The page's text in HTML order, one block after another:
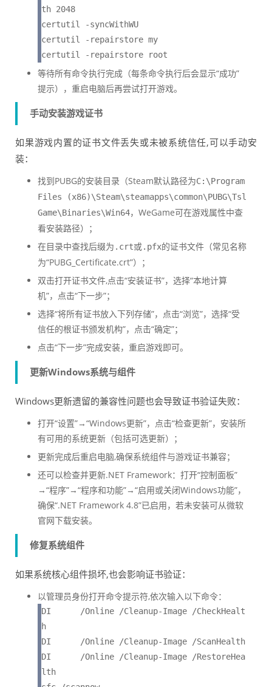
th 2048
certutil -syncWithWU
certutil -repairstore my
certutil -repairstore root
等待所有命令执行完成（每条命令执行后会显示“成功”
提示），重启电脑后再尝试打开游戏。
手动安装游戏证书
如果游戏内置的证书文件丢失或未被系统信任,可以手动安
装：
找到PUBG的安装目录（Steam默认路径为C:\Program
Files (x86)\Steam\steamapps\common\PUBG\Tsl
Game\Binaries\Win64，WeGame可在游戏属性中查
看安装路径）；
在目录中查找后缀为 .crt或 .pfx的证书文件（常见名称
为“PUBG_Certificate.crt”）；
双击打开证书文件,点击“安装证书”，选择“本地计算
机”，点击“下一步”；
选择“将所有证书放入下列存储”，点击“浏览”，选择“受
信任的根证书颁发机构”，点击“确定”；
点击“下一步”完成安装，重启游戏即可。
更新Windows系统与组件
Windows更新遗留的兼容性问题也会导致证书验证失败：
打开“设置”→“Windows更新”，点击“检查更新”，安装所
有可用的系统更新（包括可选更新）；
更新完成后重启电脑,确保系统组件与游戏证书兼容；
还可以检查并更新.NET Framework：打开“控制面板”
→“程序”→“程序和功能”→“启用或关闭Windows功能”，
确保“.NET Framework 4.8”已启用，若未安装可从微软
官网下载安装。
修复系统组件
如果系统核心组件损坏,也会影响证书验证：
以管理员身份打开命令提示符,依次输入以下命令：
DI      /Online /Cleanup-Image /CheckHealt
h
DI      /Online /Cleanup-Image /ScanHealth
DI      /Online /Cleanup-Image /RestoreHea
lth